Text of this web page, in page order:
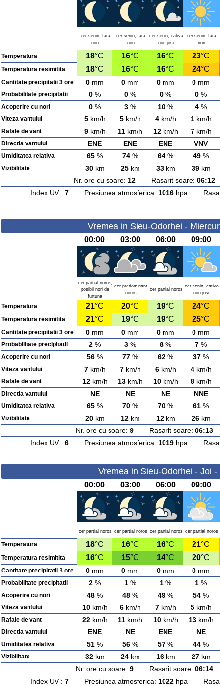
cer senin, fara
nori
cer senin, fara
nori
cer senin, cativa
nori josi
cer senin, fara
nori
Temperatura 18°C 16°C 16°C 23°C
Temperatura resimitita 18°C 16°C 16°C 24°C
Cantitate precipitatii 3 ore 0 mm 0 mm 0 mm 0 mm
Probabilitate precipitatii 0 % 0 % 0 % 0 %
Acoperire cu nori 0 % 3 % 10 % 4 %
Viteza vantului 5km/h 5km/h 4km/h 1km/h
Rafale de vant 9km/h 11 km/h 12km/h 7km/h
Directia vantului ENE ENE ENE VNV
Umiditatea relativa 65 % 74 % 64 % 49 %
Vizibilitate 30km 25km 33km 39km
Nr. ore cu soare: 12Rasarit soare: 06:12
Index UV : 7 Presiunea atmosferica: 1016 hpa
Vremea in Sieu-Odorhei -
00:00 03:00 06:00 09:00
cer partial noros,
posibil nori de
furtuna
cer predominant
noros
cer partial noros
cer senin, cativa
nori josi
Temperatura 21°C 20°C 19°C 24°C
Temperatura resimitita 21°C 19°C 19°C 25°C
Cantitate precipitatii 3 ore 0 mm 0 mm 0 mm 0 mm
Probabilitate precipitatii 2 % 3 % 8 % 7 %
Acoperire cu nori 56 % 77 % 62 % 37 %
Viteza vantului 7km/h 7km/h 6km/h 4km/h
Rafale de vant 12km/h 13km/h 10km/h 8km/h
Directia vantului NE NE NE NNE
Umiditatea relativa 65 % 70 % 70 % 61 %
Vizibilitate 20km 12km 12km 26km
Nr. ore cu soare: 9Rasarit soare: 06:13
Index UV : 6Presiunea atmosferica: 1019hpa
Vremea in Sieu-Odorhei - Joi -
00:00 03:00 06:00 09:00
cer partial noros cer partial noros cer partial noros cer partial noros
Temperatura 18°C 16°C 16°C 21°C
Temperatura resimitita 16°C 15°C 14°C 20°C
Cantitate precipitatii 3 ore 0 mm 0 mm 0 mm 0 mm
Probabilitate precipitatii 2 % 1 % 1 % 1 %
Acoperire cu nori 48 % 48 % 49 % 54 %
Viteza vantului 10km/h 6km/h 7km/h 5km/h
Rafale de vant 22km/h 11 km/h 10km/h 13km/h
Directia vantului ENE NE ENE NE
Umiditatea relativa 51 % 56 % 57 % 44 %
Vizibilitate 32km 24km 16km 27km
Nr. ore cu soare: 9Rasarit soare: 06:14
Index UV : 7Presiunea atmosferica: 1022hpa